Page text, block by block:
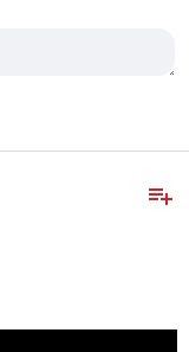
playlist_add